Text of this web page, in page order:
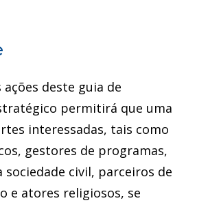
ações deste guia de
permitirá que uma
interessadas, tais como
gestores de programas,
sociedade civil, parceiros de
e atores religiosos, se